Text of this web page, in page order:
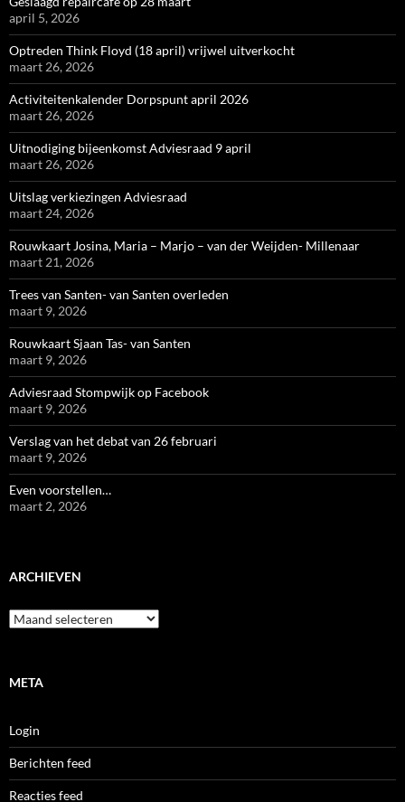
april 5, 2026
Optreden Think Floyd (18 april) vrijwel uitverkocht
maart 26, 2026
Activiteitenkalender Dorpspunt april 2026
maart 26, 2026
Uitnodiging bijeenkomst Adviesraad 9 april
maart 26, 2026
Uitslag verkiezingen Adviesraad
maart 24, 2026
Rouwkaart Josina, Maria – Marjo – van der Weijden- Millenaar
maart 21, 2026
Trees van Santen- van Santen overleden
maart 9, 2026
Rouwkaart Sjaan Tas- van Santen
maart 9, 2026
Adviesraad Stompwijk op Facebook
maart 9, 2026
Verslag van het debat van 26 februari
maart 9, 2026
Even voorstellen…
maart 2, 2026
ARCHIEVEN
Archieven
META
Login
Berichten feed
Reacties feed